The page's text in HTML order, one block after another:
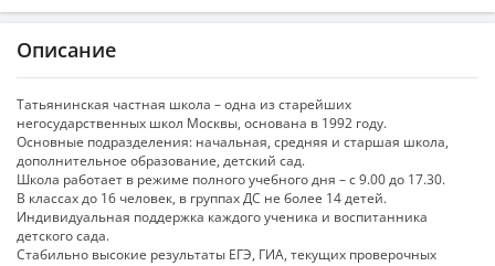
Описание
Татьянинская частная школа – одна из старейших
негосударственных школ Москвы, основана в 1992 году.
Основные подразделения: начальная, средняя и старшая школа,
дополнительное образование, детский сад.
Школа работает в режиме полного учебного дня – с 9.00 до 17.30.
В классах до 16 человек, в группах ДС не более 14 детей.
Индивидуальная поддержка каждого ученика и воспитанника
детского сада.
Стабильно высокие результаты ЕГЭ, ГИА, текущих проверочных